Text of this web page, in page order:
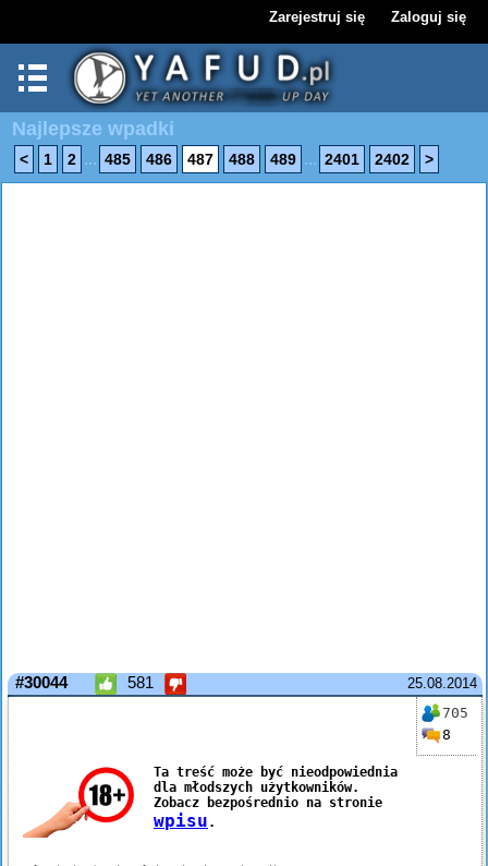
Zarejestruj się Zaloguj się
Najlepsze wpadki
< 1 2 ... 485 486 487 488 489 ... 2401 2402 >
25.08.2014
#30044 581
705
8